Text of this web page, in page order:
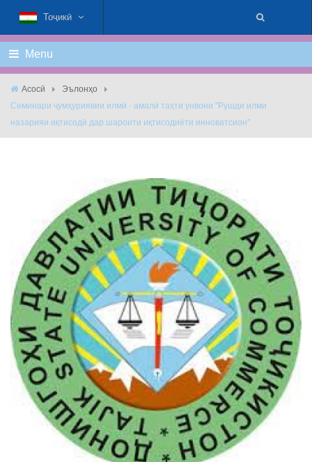
Тоҷикӣ
Menu
Асосӣ
Эълонҳо
Семинари ҷумҳуриявии илмӣ - амалӣ таҳти унвони "Рушди илми
назарияи иқтисодӣ дар шароити иқтисодиёти инноватсион"